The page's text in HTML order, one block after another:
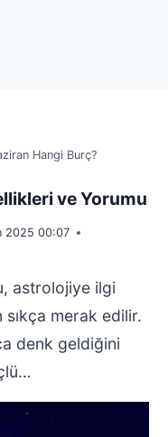
Hangi Burç?
ve Yorumu
2025 00:07
astrolojiye ilgi
merak edilir.
denk geldiğini